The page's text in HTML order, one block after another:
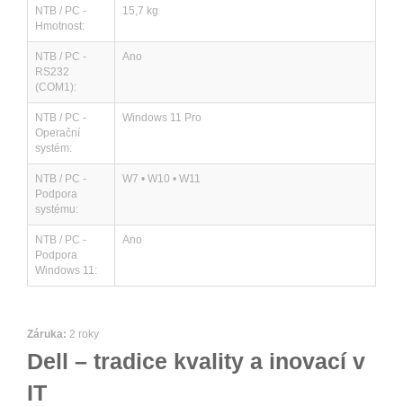
NTB / PC -
Hmotnost:
15,7 kg
NTB / PC -
RS232
(COM1):
Ano
NTB / PC -
Operační
systém:
Windows 11 Pro
NTB / PC -
Podpora
systému:
W7 • W10 • W11
NTB / PC -
Podpora
Windows 11:
Ano
Záruka: 2 roky
Dell – tradice kvality a inovací v
IT